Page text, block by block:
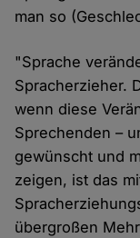
man so
"Sprache
Spracherzieher.
wenn diese
Sprechenden –
gewünscht und
zeigen, ist das
übergroßen